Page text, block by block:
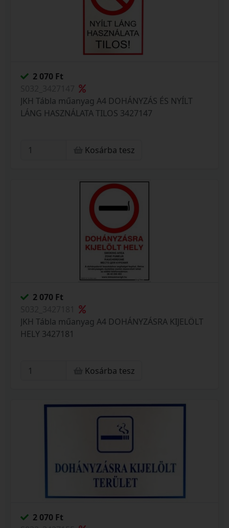
2 070 Ft
JKH Tábla műanyag A4 DOHÁNYZÁS ÉS NYÍLT
LÁNG HASZNÁLATA TILOS 3427147
Kosárba tesz
2 070 Ft
JKH Tábla műanyag A4 DOHÁNYZÁSRA KIJELÖLT
HELY 3427181
Kosárba tesz
2 070 Ft